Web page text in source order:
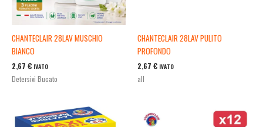
CHANTECLAIR 28LAV MUSCHIO
BIANCO
2,67 € IVATO
Detersivi Bucato
CHANTECLAIR 28LAV PULITO
PROFONDO
2,67 € IVATO
all